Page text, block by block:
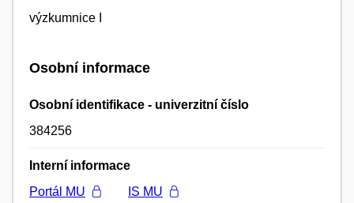
výzkumnice I
Osobní informace
Osobní identifikace - univerzitní číslo
384256
Interní informace
Portál MU
IS MU